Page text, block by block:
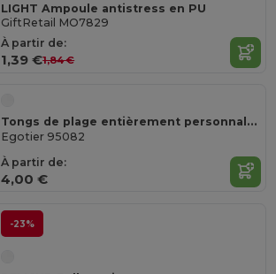
LIGHT Ampoule antistress en PU
GiftRetail MO7829
À partir de:
1,39 €1,84 €
Tongs de plage entièrement personnalisables via sublimation
Egotier 95082
À partir de:
4,00 €
-23%